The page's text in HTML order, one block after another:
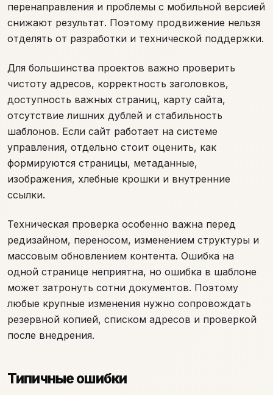
перенаправления и проблемы с мобильной версией
снижают результат. Поэтому продвижение нельзя
отделять от разработки и технической поддержки.
Для большинства проектов важно проверить
чистоту адресов, корректность заголовков,
доступность важных страниц, карту сайта,
отсутствие лишних дублей и стабильность
шаблонов. Если сайт работает на системе
управления, отдельно стоит оценить, как
формируются страницы, метаданные,
изображения, хлебные крошки и внутренние
ссылки.
Техническая проверка особенно важна перед
редизайном, переносом, изменением структуры и
массовым обновлением контента. Ошибка на
одной странице неприятна, но ошибка в шаблоне
может затронуть сотни документов. Поэтому
любые крупные изменения нужно сопровождать
резервной копией, списком адресов и проверкой
после внедрения.
Типичные ошибки